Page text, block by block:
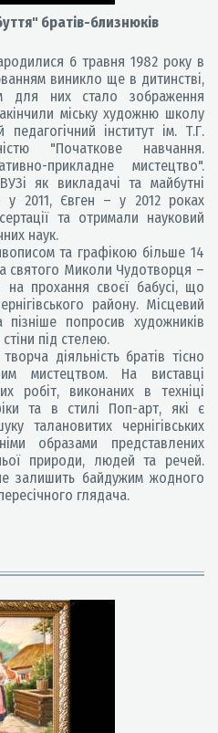
братів-близнюків
6 травня 1982 року в
виникло ще в дитинстві,
для них стало зображення
міську художню школу
педагогічний інститут ім. Т.Г.
"Початкове навчання.
прикладне мистецтво".
як викладачі та майбутні
у 2011, Євген – у 2012 роках
та отримали науковий
наук.
та графікою більше 14
святого Миколи Чудотворця –
прохання своєї бабусі, що
району. Місцевий
попросив художників
стіни під стелею.
діяльність братів тісно
мистецтвом. На виставці
робіт, виконаних в техніці
та в стилі Поп-арт, які є
талановитих чернігівських
образами представлених
природи, людей та речей.
залишить байдужим жодного
глядача.